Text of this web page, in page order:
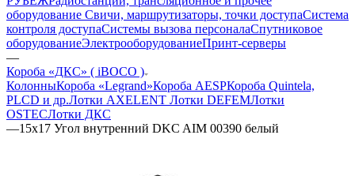
оборудование Свичи, маршрутизаторы, точки доступаСистема
контроля доступаСистемы вызова персоналаСпутниковое
оборудованиеЭлектрооборудованиеПринт-серверы
—
Короба «ДКС» ( iBOCO )
КолонныКороба «Legrand»Короба AESPКороба Quintela,
PLCD и др.Лотки AXELENT Лотки DEFEMЛотки
OSTECЛотки ДКС
—15x17 Угол внутренний DKC AIM 00390 белый